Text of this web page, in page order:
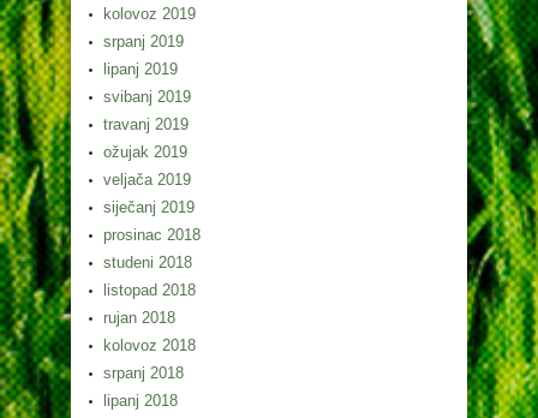
kolovoz 2019
srpanj 2019
lipanj 2019
svibanj 2019
travanj 2019
ožujak 2019
veljača 2019
siječanj 2019
prosinac 2018
studeni 2018
listopad 2018
rujan 2018
kolovoz 2018
srpanj 2018
lipanj 2018